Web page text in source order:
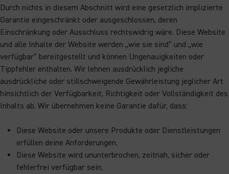
Durch nichts in diesem Abschnitt wird eine gesetzlich implizierte
Garantie eingeschränkt oder ausgeschlossen, deren
Einschränkung oder Ausschluss rechtswidrig wäre. Diese Website
und alle Inhalte der Website werden „wie sie sind“ und „wie
verfügbar“ bereitgestellt und können Ungenauigkeiten oder
Tippfehler enthalten. Wir lehnen ausdrücklich jegliche
ausdrückliche oder stillschweigende Gewährleistung jeglicher Art
hinsichtlich der Verfügbarkeit, Richtigkeit oder Vollständigkeit des
Inhalts ab. Wir übernehmen keine Garantie dafür, dass:
Diese Website oder unsere Produkte oder Dienstleistungen
erfüllen deine Anforderungen.
Diese Website wird ununterbrochen, zeitnah, sicher oder
fehlerfrei verfügbar sein;